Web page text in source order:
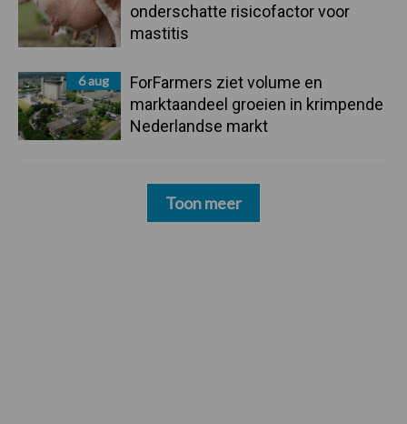
onderschatte risicofactor voor
mastitis
6 aug
ForFarmers ziet volume en
marktaandeel groeien in krimpende
Nederlandse markt
Toon meer